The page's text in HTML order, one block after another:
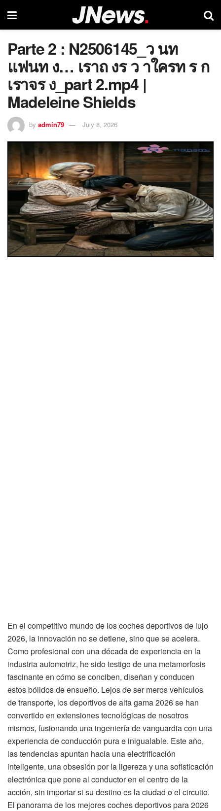
Parte 2 : N2506145_ว นท
แฟนท ง… เราถ งร ว าใครท ร ก
เราจร ง_part 2.mp4 |
Madeleine Shields
by admin79 July 8, 2026
En el competitivo mundo de los coches deportivos de lujo
2026, la innovación no se detiene, sino que se acelera.
Como profesional con una década de experiencia en la
industria automotriz, he sido testigo de una metamorfosis
fascinante en cómo se conciben, diseñan y conducen
estos bólidos de ensueño. Lejos de ser meros vehículos
de transporte, los deportivos de alta gama 2026 se han
convertido en extensiones tecnológicas de nosotros
mismos, fusionando una ingeniería de vanguardia con una
experiencia de conducción pura e inigualable. Este año,
las tendencias apuntan hacia una electrificación
inteligente, una obsesión por la ligereza y una sofisticación
electrónica que pone al conductor en el centro de la
acción, sin importar si su destino es la ciudad o el circuito.
El panorama de los mejores coches deportivos para 2026